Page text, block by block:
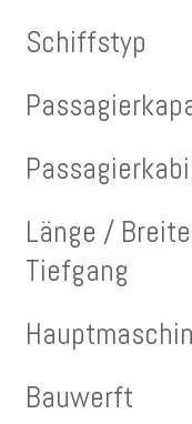
Schiffstyp
Länge /
Tiefgang
Bauwerft